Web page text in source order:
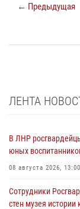
← Предыдущая
ЛЕНТА
В ЛНР
юных
08 августа 2026, 13:00
Сотрудники
стен музея истории